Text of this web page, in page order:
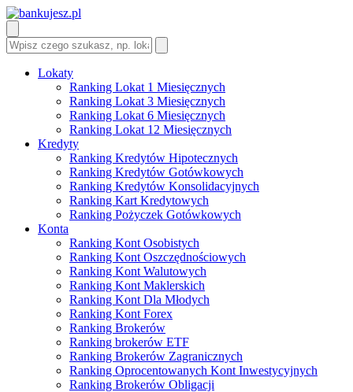
Lokaty
Ranking Lokat 1 Miesięcznych
Ranking Lokat 3 Miesięcznych
Ranking Lokat 6 Miesięcznych
Ranking Lokat 12 Miesięcznych
Kredyty
Ranking Kredytów Hipotecznych
Ranking Kredytów Gotówkowych
Ranking Kredytów Konsolidacyjnych
Ranking Kart Kredytowych
Ranking Pożyczek Gotówkowych
Konta
Ranking Kont Osobistych
Ranking Kont Oszczędnościowych
Ranking Kont Walutowych
Ranking Kont Maklerskich
Ranking Kont Dla Młodych
Ranking Kont Forex
Ranking Brokerów
Ranking brokerów ETF
Ranking Brokerów Zagranicznych
Ranking Oprocentowanych Kont Inwestycyjnych
Ranking Brokerów Obligacji